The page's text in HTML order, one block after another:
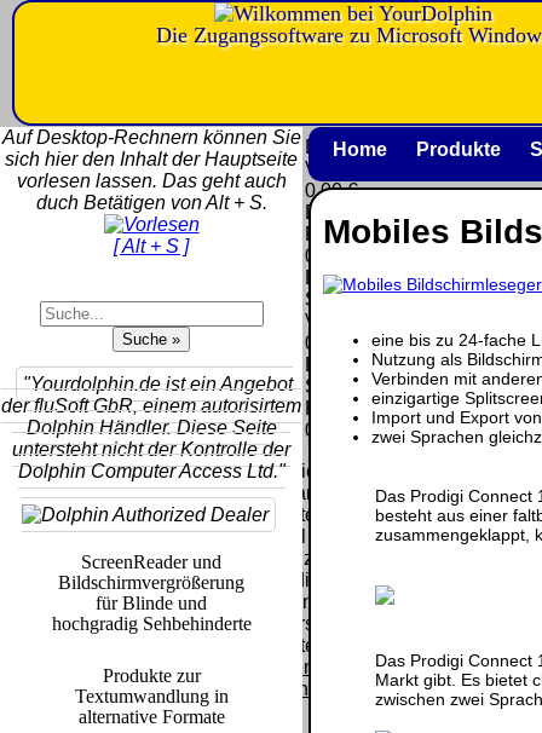
Mobiles
eine bis zu 24-fache
Nutzung als
Verbinden mit
einzigartige
Import und Export
zwei Sprachen
Das Prodigi Connect
besteht aus einer
zusammengeklappt,
Das Prodigi Connect
Markt gibt. Es bietet
zwischen zwei
Home Produkte
Auf Desktop-Rechnern können Sie
sich hier den Inhalt der Hauptseite
vorlesen lassen. Das geht auch
duch Betätigen von Alt + S.
[ Alt + S ]
"Yourdolphin.de ist ein Angebot
der fluSoft GbR, einem autorisirtem
Dolphin Händler. Diese Seite
untersteht nicht der Kontrolle der
Dolphin Computer Access Ltd."
ScreenReader und
Bildschirmvergrößerung
für Blinde und
hochgradig Sehbehinderte
Produkte zur
Textumwandlung in
alternative Formate
Die Zugangssoftware zu Microsoft
Code:
Deutschland
Nachnahme:
8.95 €
Deutschland
Vorkasse: 6.95
€
Schweiz)
Vorkasse:
20.00 €
EU (inkl.
Schweiz)
PayPal: 20.00
€
Der Versand erfolgt
als versichertes
Selbstabholung
vom Büro oder
von
0.00 €
Deutschland
Vorkasse:
0.00 €
Deutschland
PayPal:
0.00 €
EU (inkl.
Schweiz)
Vorkasse:
0.00 €
EU (inkl.
Schweiz)
PayPal:
0.00 €
Bei dieser
Versandart
erhalten Sie per
Email z.B. einen
Lizenzschlüssel
und die
Rechnung /
Lieferschein. Sie
erhalten also
keinen
Datenträger
[ 28001 ]
[